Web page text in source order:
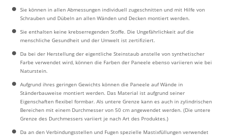
Sie können in allen Abmessungen individuell zugeschnitten und mit Hilfe von
Schrauben und Dübeln an allen Wänden und Decken montiert werden.
Sie enthalten keine krebserregenden Stoffe. Die Ungefährlichkeit auf die
menschliche Gesundheit und der Umwelt ist zertifiziert.
Da bei der Herstellung der eigentliche Steinstaub anstelle von synthetischer
Farbe verwendet wird, können die Farben der Paneele ebenso variieren wie bei
Naturstein.
Aufgrund ihres geringen Gewichts können die Paneele auf Wände in
Ständerbauweise montiert werden. Das Material ist aufgrund seiner
Eigenschaften flexibel formbar. Als untere Grenze kann es auch in zylindrischen
Bereichen mit einem Durchmesser von 50 cm angewendet werden. (Die untere
Grenze des Durchmessers variiert je nach Art des Produktes.)
Da an den Verbindungsstellen und Fugen spezielle Mastixfüllungen verwendet